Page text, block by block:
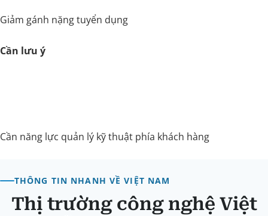
Giảm gánh nặng tuyển dụng
Cần lưu ý
Cần năng lực quản lý kỹ thuật phía khách hàng
THÔNG TIN NHANH VỀ VIỆT NAM
Thị trường công nghệ Việt